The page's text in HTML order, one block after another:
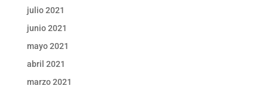
julio 2021
junio 2021
mayo 2021
abril 2021
marzo 2021